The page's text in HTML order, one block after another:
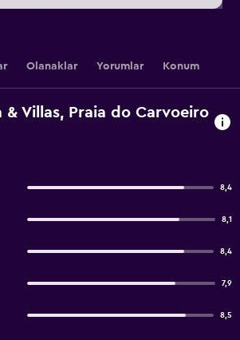
Olanaklar Yorumlar Konum
& Villas, Praia do Carvoeiro
8,4
8,1
8,4
7,9
8,5